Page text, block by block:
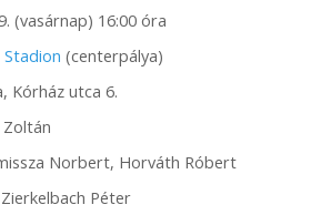
(vasárnap) 16:00 óra
(centerpálya)
Kórház utca 6.
Zoltán
Norbert, Horváth Róbert
Péter